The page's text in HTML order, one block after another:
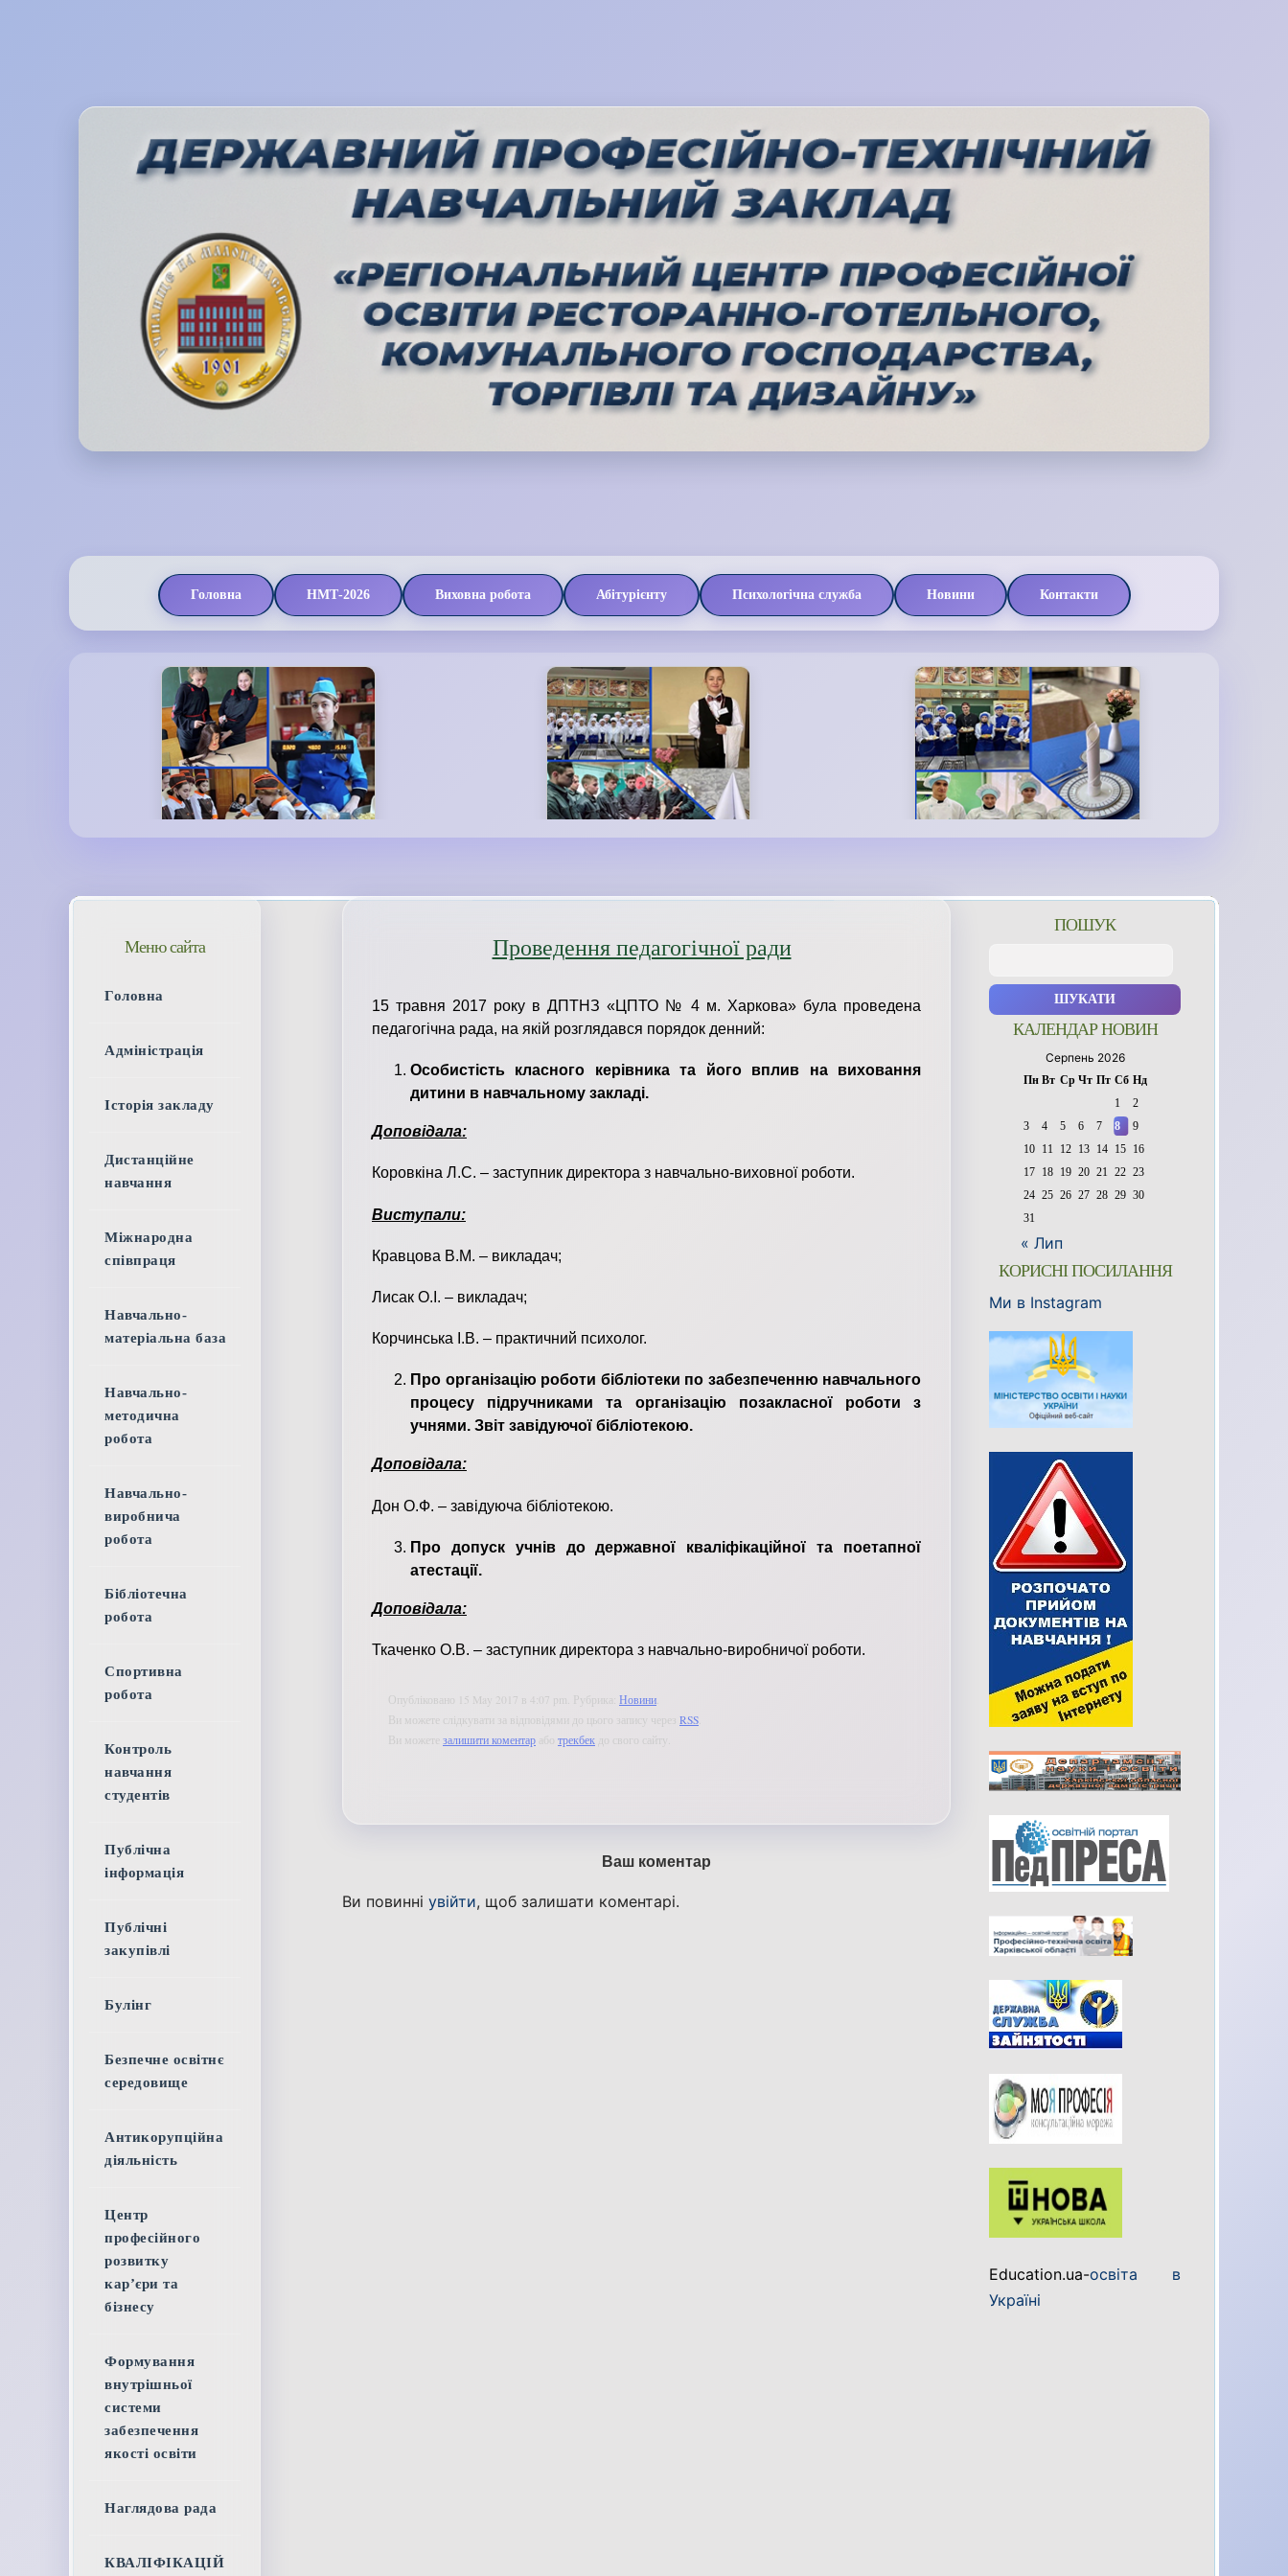
Головна НМТ-2026 Виховна робота Абітурієнту Психологічна служба Новини Контакти
Проведення педагогічної ради
15 травня 2017 року в ДПТНЗ «ЦПТО № 4 м. Харкова» була проведена
педагогічна рада, на якій розглядався порядок денний:
Особистість класного керівника та його вплив на виховання
дитини в навчальному закладі.
Доповідала:
Коровкіна Л.С. – заступник директора з навчально-виховної роботи.
Виступали:
Кравцова В.М. – викладач;
Лисак О.І. – викладач;
Корчинська І.В. – практичний психолог.
Про організацію роботи бібліотеки по забезпеченню навчального
процесу підручниками та організацію позакласної роботи з
учнями. Звіт завідуючої бібліотекою.
Доповідала:
Дон О.Ф. – завідуюча бібліотекою.
Про допуск учнів до державної кваліфікаційної та поетапної
атестації.
Доповідала:
Ткаченко О.В. – заступник директора з навчально-виробничої роботи.
Опубліковано 15 May 2017 в 4:07 pm. Рубрика: Новини
Ви можете слідкувати за відповідями до цього запису через RSS
Ви можете залишити коментар трекбек до свого сайту.
Ваш коментар
Ви повинні увійти, щоб залишати коментарі.
ПОШУК
КАЛЕНДАР НОВИН
Серпень 2026
Пн Вт Ср Чт Пт Сб Нд
1
2
3
4 5 6 7 8
9
10
11 12 13 14 15
16
17
18 19 20 21 22 23
24 25 26 27 28 29 30
31
« Лип
КОРИСНІ ПОСИЛАННЯ
Ми в Instagram
Education.ua-освіта в
Україні
Меню сайта
Головна
Адміністрація
Історія закладу
Дистанційне
навчання
Міжнародна
співпраця
Навчально-
матеріальна база
Навчально-
методична
робота
Навчально-
виробнича
робота
Бібліотечна
робота
Спортивна
робота
Контроль
навчання
студентів
Публічна
інформація
Публічні
закупівлі
Булінг
Безпечне освітнє
середовище
Антикорупційна
діяльність
Центр
професійного
розвитку
кар’єри та
бізнесу
Формування
внутрішньої
системи
забезпечення
якості освіти
Наглядова рада
КВАЛІФІКАЦІЙ